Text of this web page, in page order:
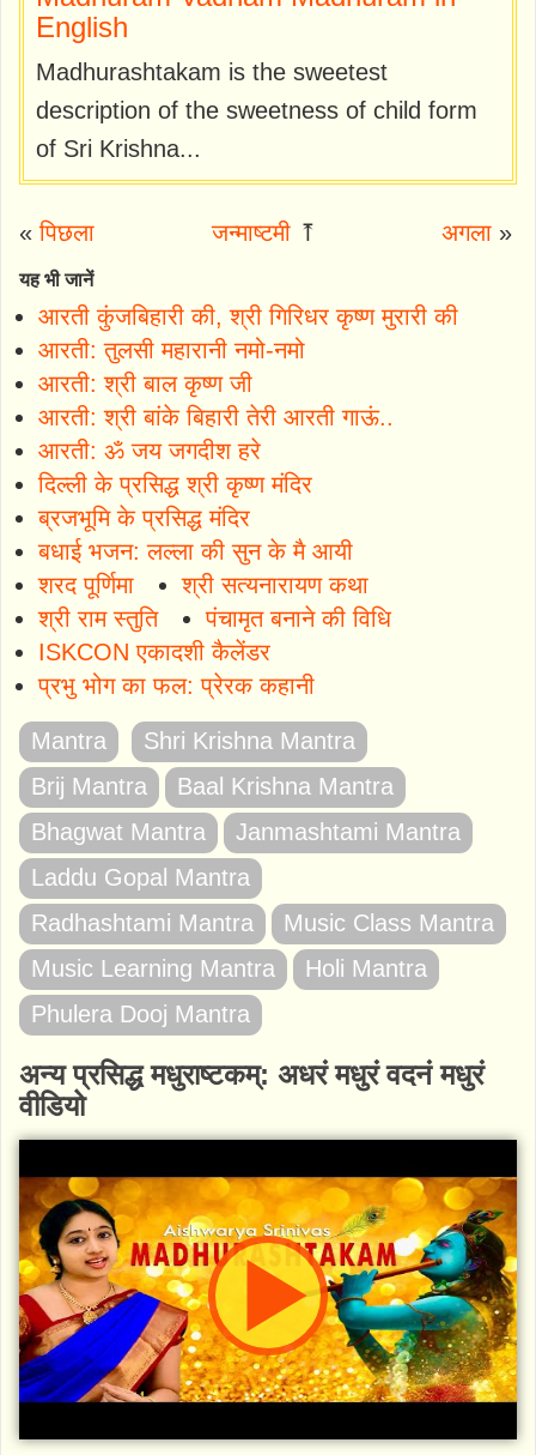
English
Madhurashtakam is the sweetest
description of the sweetness of child form
of Sri Krishna...
«पिछला जन्माष्टमी ⤒ अगला»
यह भी जानें
आरती कुंजबिहारी की, श्री गिरिधर कृष्ण मुरारी की
आरती: तुलसी महारानी नमो-नमो
आरती: श्री बाल कृष्ण जी
आरती: श्री बांके बिहारी तेरी आरती गाऊं..
आरती: ॐ जय जगदीश हरे
दिल्ली के प्रसिद्ध श्री कृष्ण मंदिर
ब्रजभूमि के प्रसिद्ध मंदिर
बधाई भजन: लल्ला की सुन के मै आयी
शरद पूर्णिमा
श्री सत्यनारायण कथा
श्री राम स्तुति
पंचामृत बनाने की विधि
ISKCON एकादशी कैलेंडर
प्रभु भोग का फल: प्रेरक कहानी
Mantra
Shri Krishna Mantra
Brij Mantra
Baal Krishna Mantra
Bhagwat Mantra
Janmashtami Mantra
Laddu Gopal Mantra
Radhashtami Mantra
Music Class Mantra
Music Learning Mantra
Holi Mantra
Phulera Dooj Mantra
अन्य प्रसिद्ध मधुराष्टकम्: अधरं मधुरं वदनं मधुरं
वीडियो